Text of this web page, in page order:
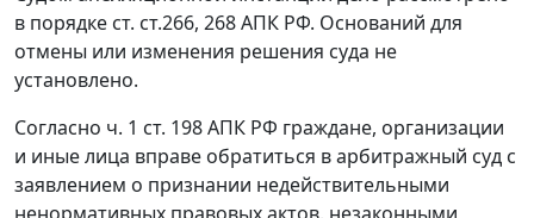
в порядке ст. ст.266, 268АПК РФ. Оснований для
отмены или изменения решения суда не
установлено.
Согласно ч. 1 ст. 198АПК РФ граждане, организации
и иные лица вправе обратиться в арбитражный суд с
заявлением о признании недействительными